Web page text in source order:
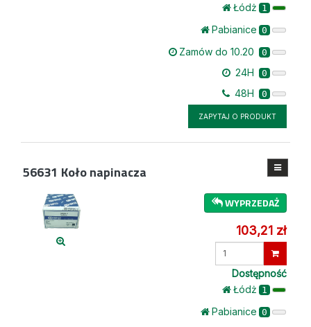
Łódż 1
Pabianice 0
Zamów do 10.20 0
24H 0
48H 0
ZAPYTAJ O PRODUKT
56631 Koło napinacza
WYPRZEDAŻ
103,21 zł
Wprowadź
Dostępność
Łódż 1
Pabianice 0